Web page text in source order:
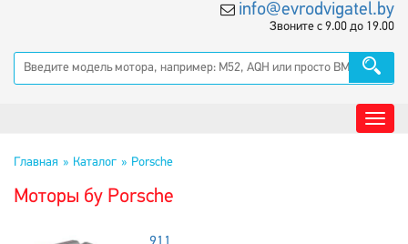
info@evrodvigatel.by
Звоните с 9.00 до 19.00
Главная Каталог Porsche
Моторы бу Porsche